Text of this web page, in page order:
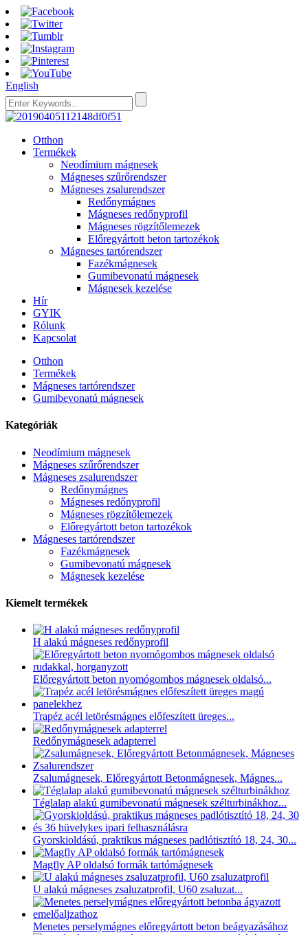
English
Otthon
Termékek
Neodímium mágnesek
Mágneses szűrőrendszer
Mágneses zsalurendszer
Redőnymágnes
Mágneses redőnyprofil
Mágneses rögzítőlemezek
Előregyártott beton tartozékok
Mágneses tartórendszer
Fazékmágnesek
Gumibevonatú mágnesek
Mágnesek kezelése
Hír
GYIK
Rólunk
Kapcsolat
Otthon
Termékek
Mágneses tartórendszer
Gumibevonatú mágnesek
Kategóriák
Neodímium mágnesek
Mágneses szűrőrendszer
Mágneses zsalurendszer
Redőnymágnes
Mágneses redőnyprofil
Mágneses rögzítőlemezek
Előregyártott beton tartozékok
Mágneses tartórendszer
Fazékmágnesek
Gumibevonatú mágnesek
Mágnesek kezelése
Kiemelt termékek
H alakú mágneses redőnyprofil
Előregyártott beton nyomógombos mágnesek oldalsó...
Trapéz acél letörésmágnes előfeszített üreges...
Redőnymágnesek adapterrel
Zsalumágnesek, Előregyártott Betonmágnesek, Mágnes...
Téglalap alakú gumibevonatú mágnesek szélturbinákhoz...
Gyorskioldású, praktikus mágneses padlótisztító 18, 24, 30...
Magfly AP oldalsó formák tartómágnesek
U alakú mágneses zsaluzatprofil, U60 zsaluzat...
Menetes perselymágnes előregyártott beton beágyazásához